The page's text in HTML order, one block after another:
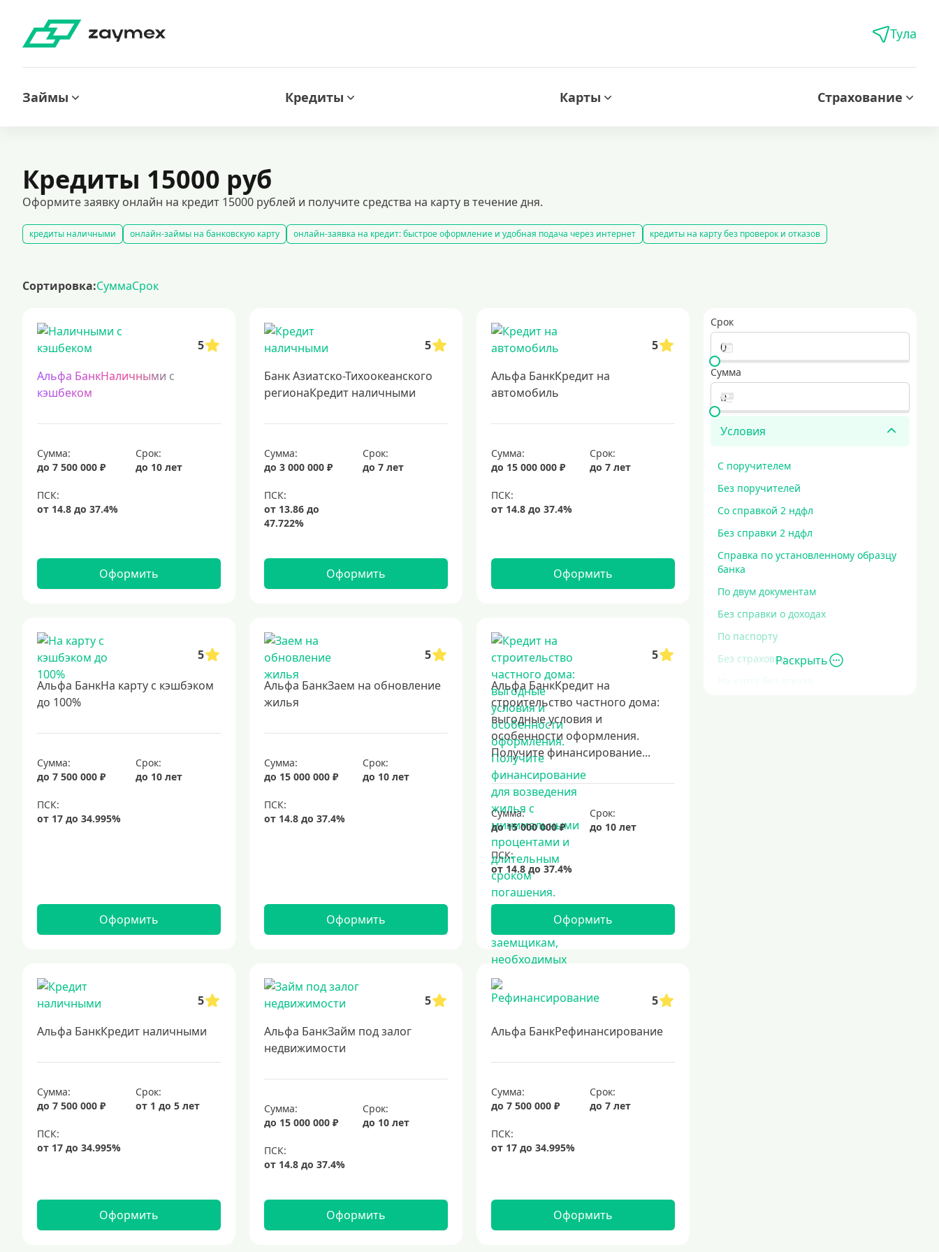
Тула
Займы Кредиты Карты Страхование
Кредиты 15000 руб
Оформите заявку онлайн на кредит 15000 рублей и получите средства на карту в течение дня.
кредиты наличными онлайн-займы на банковскую карту онлайн-заявка на кредит: быстрое оформление и удобная подача через интернет
кредиты на карту без проверок и отказов
кредит на 300000 рублей
кредит на 2 миллиона рублей: выгодные предложения и условия оформления
кредиты для самозанятых
кредиты на 5 лет потребительские кредиты кредит за 5 минут заем наличными для любых ваших потребностей
срочный кредит
подбор кредита
Сортировка:СуммаСрок
Срок
Сумма
Условия
С поручителем
Без поручителей
Со справкой 2 ндфл
Без справки 2 ндфл
Справка по установленному образцу
банка
По двум документам
Без справки о доходах
По паспорту
Без страховки
На карту без отказа
Раскрыть
5
Альфа БанкНаличными с
кэшбеком
Сумма:
до 7 500 000 ₽
Срок:
до 10 лет
Оформить
5
Банк Азиатско-Тихоокеанского
регионаКредит наличными
Сумма:
до 3 000 000 ₽
Срок:
до 7 лет
Оформить
5
Альфа БанкКредит на
автомобиль
Сумма:
до 15 000 000 ₽
Срок:
до 7 лет
Оформить
5
Альфа БанкНа карту с кэшбэком
до 100%
Сумма:
до 7 500 000 ₽
Срок:
до 10 лет
Оформить
5
Альфа БанкЗаем на обновление
жилья
Сумма:
до 15 000 000 ₽
Срок:
до 10 лет
Оформить
5
Альфа БанкКредит на
строительство частного дома:
выгодные условия и
особенности оформления.
Получите финансирование...
Сумма:
до 15 000 000 ₽
Срок:
до 10 лет
Оформить
5
Альфа БанкКредит наличными
Сумма:
до 7 500 000 ₽
Срок:
от 1 до 5 лет
Оформить
5
Альфа БанкЗайм под залог
недвижимости
Сумма:
до 15 000 000 ₽
Срок:
до 10 лет
Оформить
5
Альфа БанкРефинансирование
Сумма:
до 7 500 000 ₽
Срок:
до 7 лет
Оформить